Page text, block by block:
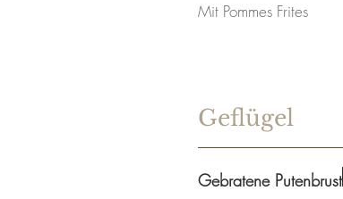
Mit Pommes Frites
Geflügel
Gebratene Putenbrust